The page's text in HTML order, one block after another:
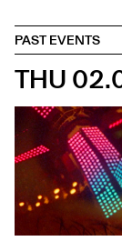
PAST EVENTS
THU